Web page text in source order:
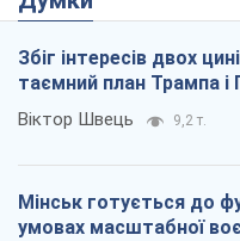
Збіг інтересів двох
таємний план Трампа і
Віктор Швець 9,2 т.
Мінськ готується до
умовах масштабної